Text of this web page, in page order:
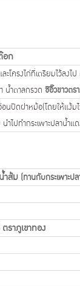
อก
ละโครงไก่ที่เตรียมไว้ล
น้ำตาลกรวด ซีอิ๊วขาวตร
นปิดฝาหม้อ(โดยให้แง้ม
ำไปทำกระเพาะปลาน้ำ
ำส้ม (ทานกับกระเพาะป
ราภูเขาทอง